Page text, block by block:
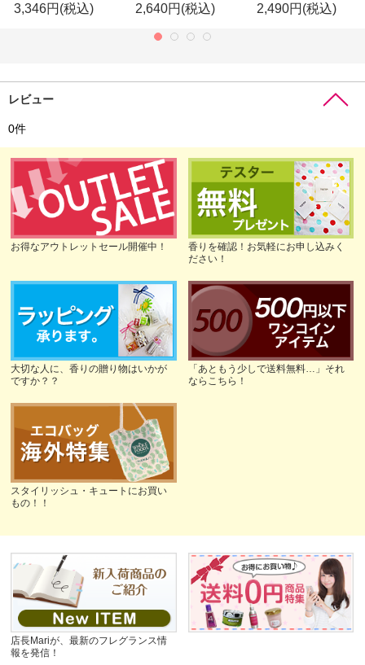
3,346円(税込) 2,640円(税込) 2,490円(税込)
レビュー
0件
お得なアウトレットセール開催中！
香りを確認！お気軽にお申し込みく
ださい！
大切な人に、香りの贈り物はいかが
ですか？？
「あともう少しで送料無料…」それ
ならこちら！
スタイリッシュ・キュートにお買い
もの！！
店長Mariが、最新のフレグランス情
報を発信！